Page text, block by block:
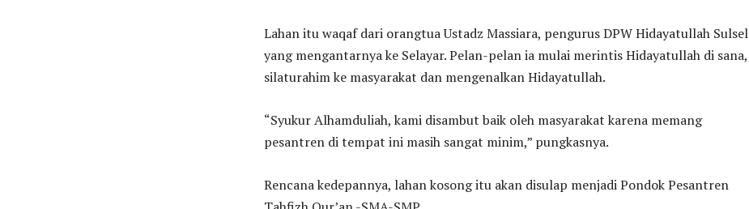
Lahan itu waqaf dari orangtua Ustadz Massiara, pengurus DPW Hidayatullah Sulsel
yang mengantarnya ke Selayar. Pelan-pelan ia mulai merintis Hidayatullah di sana,
silaturahim ke masyarakat dan mengenalkan Hidayatullah.
“Syukur Alhamduliah, kami disambut baik oleh masyarakat karena memang
pesantren di tempat ini masih sangat minim,” pungkasnya.
Rencana kedepannya, lahan kosong itu akan disulap menjadi Pondok Pesantren